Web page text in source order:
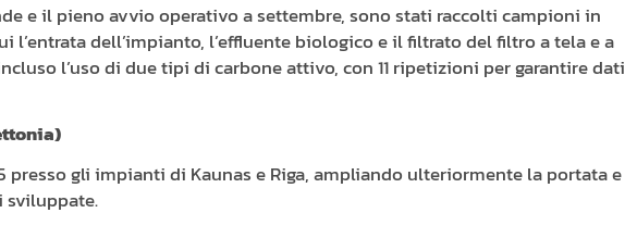
e il pieno avvio operativo a settembre, sono stati raccolti campioni in
l’entrata dell’impianto, l’effluente biologico e il filtrato del filtro a tela e a
l’uso di due tipi di carbone attivo, con 11 ripetizioni per garantire dati
presso gli impianti di Kaunas e Riga, ampliando ulteriormente la portata e
sviluppate.